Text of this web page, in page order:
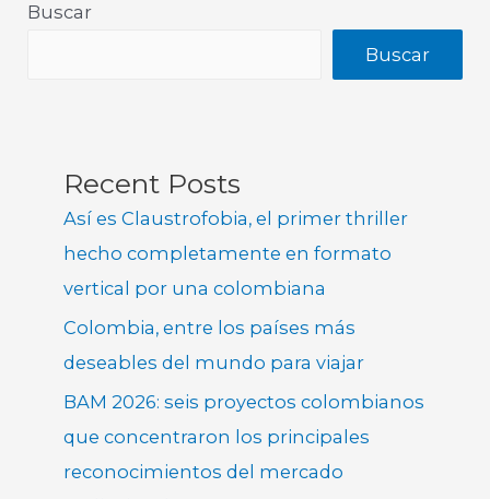
Buscar
Buscar
Recent Posts
Así es Claustrofobia, el primer thriller
hecho completamente en formato
vertical por una colombiana
Colombia, entre los países más
deseables del mundo para viajar
BAM 2026: seis proyectos colombianos
que concentraron los principales
reconocimientos del mercado